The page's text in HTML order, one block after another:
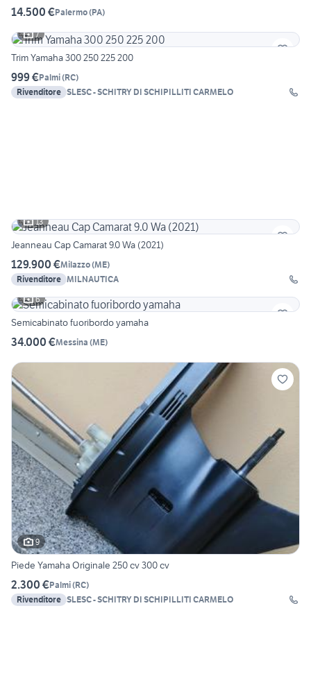
14.500 €Palermo(PA)
7
Trim Yamaha 300 250 225 200
999 €Palmi(RC)
Rivenditore SLESC - SCHITRY DI SCHIPILLITI CARMELO
13
Jeanneau Cap Camarat 9.0 Wa (2021)
129.900 €Milazzo(ME)
Rivenditore MILNAUTICA
6
Semicabinato fuoribordo yamaha
34.000 €Messina (ME)
9
Piede Yamaha Originale 250 cv 300 cv
2.300 €Palmi(RC)
Rivenditore SLESC - SCHITRY DI SCHIPILLITI CARMELO